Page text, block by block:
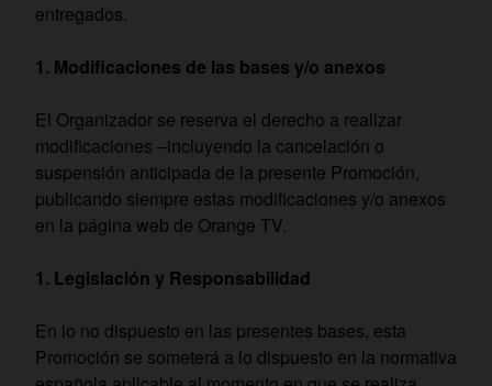
entregados.
Modificaciones de las bases y/o anexos
El Organizador se reserva el derecho a realizar
modificaciones –incluyendo la cancelación o
suspensión anticipada de la presente Promoción,
publicando siempre estas modificaciones y/o anexos
en la página web de Orange TV.
Legislación y Responsabilidad
En lo no dispuesto en las presentes bases, esta
Promoción se someterá a lo dispuesto en la normativa